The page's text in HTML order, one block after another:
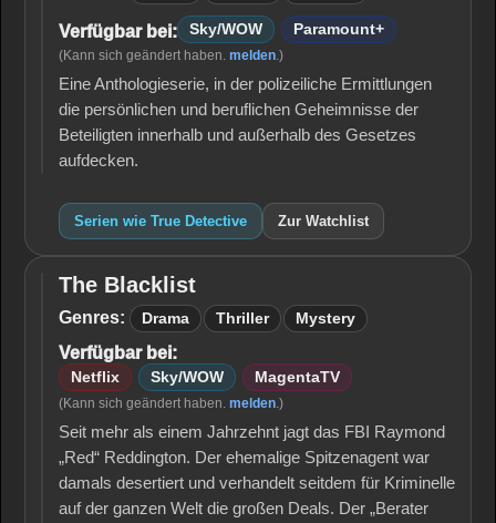
Verfügbar bei: Sky/WOW Paramount+
(Kann sich geändert haben. melden.)
Eine Anthologieserie, in der polizeiliche Ermittlungen
die persönlichen und beruflichen Geheimnisse der
Beteiligten innerhalb und außerhalb des Gesetzes
aufdecken.
Serien wie True Detective Zur Watchlist
The
Blacklist
The Blacklist
Genres: Drama Thriller Mystery
Verfügbar bei:
Netflix Sky/WOW MagentaTV
(Kann sich geändert haben. melden.)
Seit mehr als einem Jahrzehnt jagt das FBI Raymond
„Red“ Reddington. Der ehemalige Spitzenagent war
damals desertiert und verhandelt seitdem für Kriminelle
auf der ganzen Welt die großen Deals. Der „Berater